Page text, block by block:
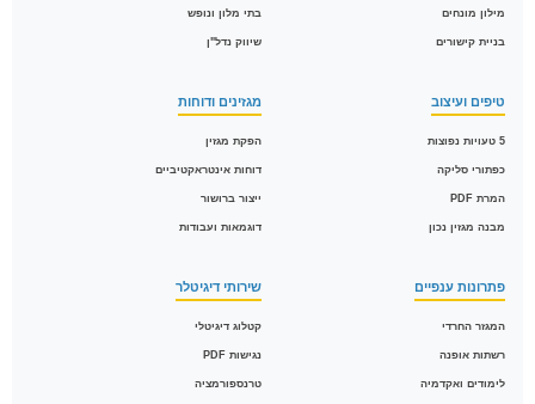
מילון מונחים
בניית קישורים
בתי מלון ונופש
שיווק נדל"ן
טיפים ועיצוב
5 טעויות נפוצות
כפתורי סליקה
המרת PDF
מבנה מגזין נכון
מגזינים ודוחות
הפקת מגזין
דוחות אינטראקטיביים
ייצור ברושור
דוגמאות ועבודות
פתרונות ענפיים
המגזר החרדי
רשתות אופנה
לימודים ואקדמיה
שירותי דיגיטלר
קטלוג דיגיטלי
נגישות PDF
טרנספורמציה